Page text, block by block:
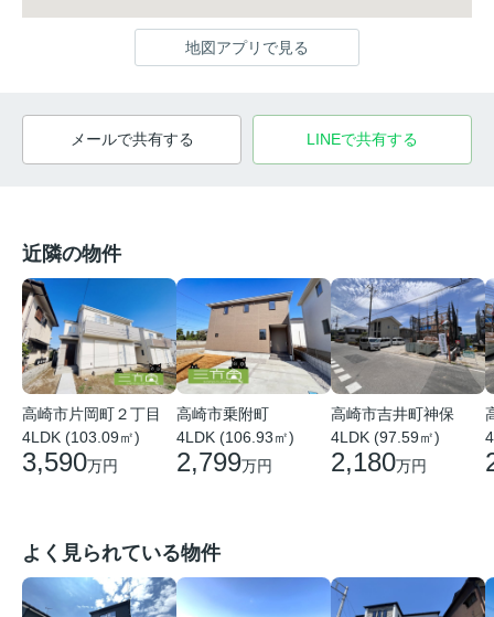
地図アプリで見る
メールで共有する LINEで共有する
近隣の物件
高崎市片岡町２丁目
4LDK (103.09㎡)
3,590万円
高崎市乗附町
4LDK (106.93㎡)
2,799万円
高崎市吉井町神保
4LDK (97.59㎡)
2,180万円
よく見られている物件